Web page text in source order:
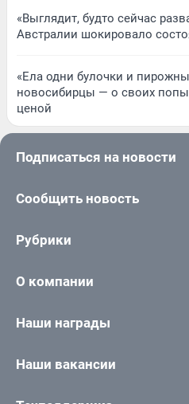
«Выглядит, будто сейчас
Австралии шокировало
«Ела одни булочки и
новосибирцы — о своих
ценой
Подписаться на новости
Сообщить новость
Рубрики
О компании
Наши награды
Наши вакансии